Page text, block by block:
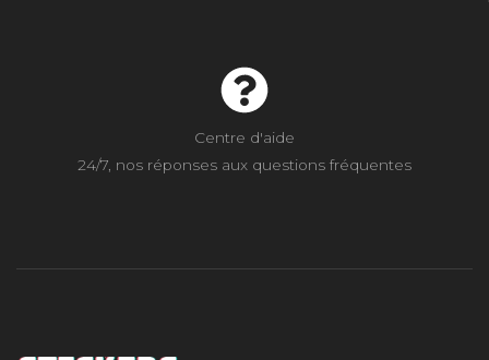
Centre d'aide
24/7, nos réponses aux questions fréquentes